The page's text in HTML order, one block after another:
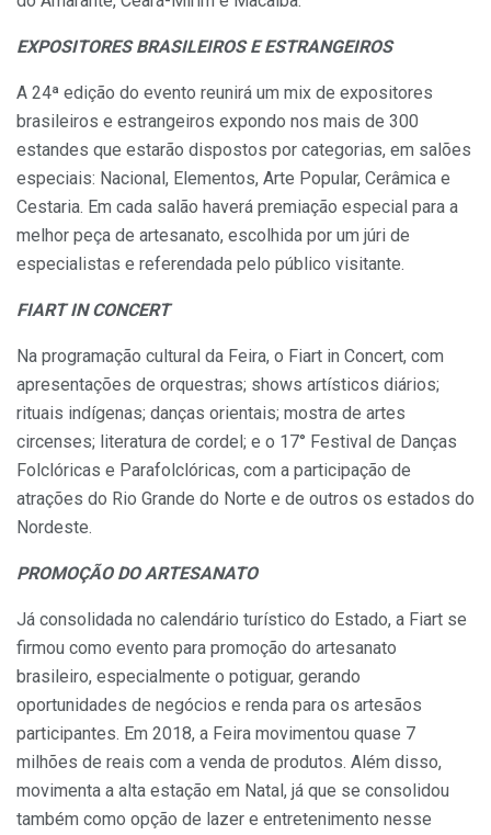
EXPOSITORES BRASILEIROS E ESTRANGEIROS
A 24ª edição do evento reunirá um mix de expositores
brasileiros e estrangeiros expondo nos mais de 300
estandes que estarão dispostos por categorias, em salões
especiais: Nacional, Elementos, Arte Popular, Cerâmica e
Cestaria. Em cada salão haverá premiação especial para a
melhor peça de artesanato, escolhida por um júri de
especialistas e referendada pelo público visitante.
FIART IN CONCERT
Na programação cultural da Feira, o Fiart in Concert, com
apresentações de orquestras; shows artísticos diários;
rituais indígenas; danças orientais; mostra de artes
circenses; literatura de cordel; e o 17° Festival de Danças
Folclóricas e Parafolclóricas, com a participação de
atrações do Rio Grande do Norte e de outros os estados do
Nordeste.
PROMOÇÃO DO ARTESANATO
Já consolidada no calendário turístico do Estado, a Fiart se
firmou como evento para promoção do artesanato
brasileiro, especialmente o potiguar, gerando
oportunidades de negócios e renda para os artesãos
participantes. Em 2018, a Feira movimentou quase 7
milhões de reais com a venda de produtos. Além disso,
movimenta a alta estação em Natal, já que se consolidou
também como opção de lazer e entretenimento nesse